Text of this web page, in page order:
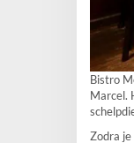
Bistro
Marcel.
Zodra